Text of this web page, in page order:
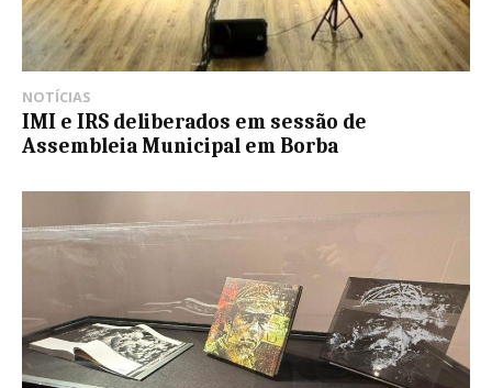
NOTÍCIAS
IMI e IRS deliberados em sessão de
Assembleia Municipal em Borba